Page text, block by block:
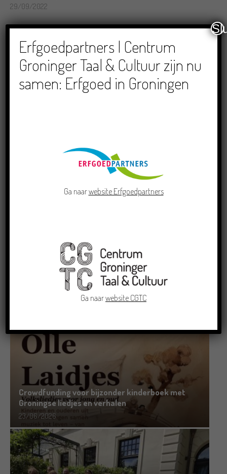
29/09/2022
Dichters in de Prinsentuin: Verslag Zomor Wat
Crowdfunding voor bijzonder kinderboek met
Groningse liedjes en verhalen
23/06/2026
Erfgoedpartners | Centrum
Groninger Taal & Cultuur zijn nu
samen: Erfgoed in Groningen
Ga naarwebsite Erfgoedpartners
Ga naarwebsite CGTC